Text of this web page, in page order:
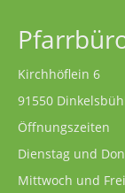
Kirchhöflein 6
91550
Öffnungszeiten
Dienstag und
Mittwoch und